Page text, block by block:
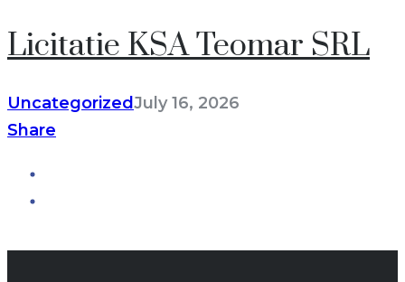
Licitatie KSA Teomar SRL
UncategorizedJuly 16, 2026
Share